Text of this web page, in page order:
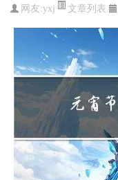
网友:yxj 文章列表